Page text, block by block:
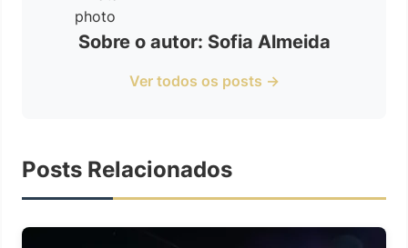
Sobre o autor: Sofia Almeida
Ver todos os posts →
Posts Relacionados